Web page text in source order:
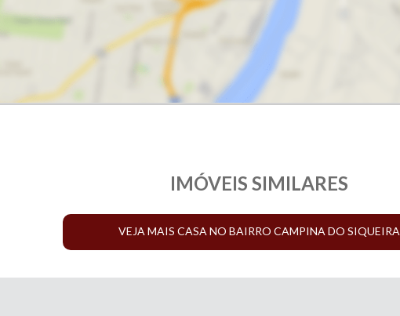
IMÓVEIS SIMILARES
VEJA MAIS CASA NO BAIRRO CAMPINA DO SIQUEIRA